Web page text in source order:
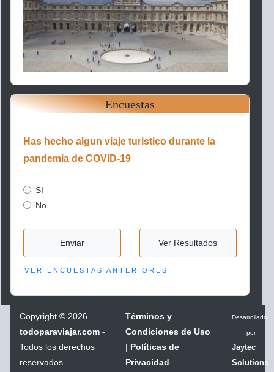
Encuestas
Has hecho algun viaje turistico durante la
pandemia de COVID-19
SI
No
Enviar Ver Resultados
VER ENCUESTAS ANTERIORES
Copyright © 2026
todoparaviajar.com -
Todos los derechos
reservados
Términos y
Condiciones de Uso
| Políticas de
Privacidad
Desarrollado
por
Jaytec
Solutions